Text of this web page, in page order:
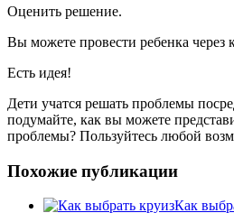
Оценить решение.
Вы можете провести ребенка через
Есть идея!
Дети учатся решать проблемы
подумайте, как вы можете
проблемы? Пользуйтесь любой
Похожие публикации
Как